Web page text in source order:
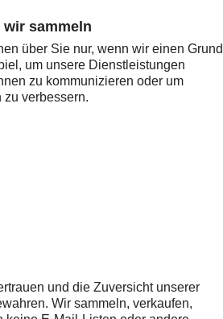
sammeln
über Sie nur, wenn wir einen Grund
um unsere Dienstleistungen
zu kommunizieren oder um
verbessern.
und die Zuversicht unserer
Wir sammeln, verkaufen,